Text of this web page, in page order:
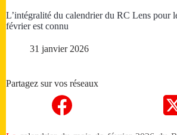
L’intégralité du calendrier du RC Lens pour
février est connu
31 janvier 2026
Partagez sur vos réseaux